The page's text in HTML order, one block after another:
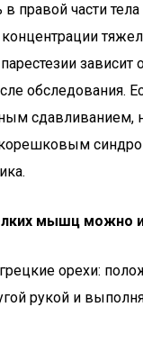
в правой части
зависит
обследования.
мышц можно
орехи:
рукой и